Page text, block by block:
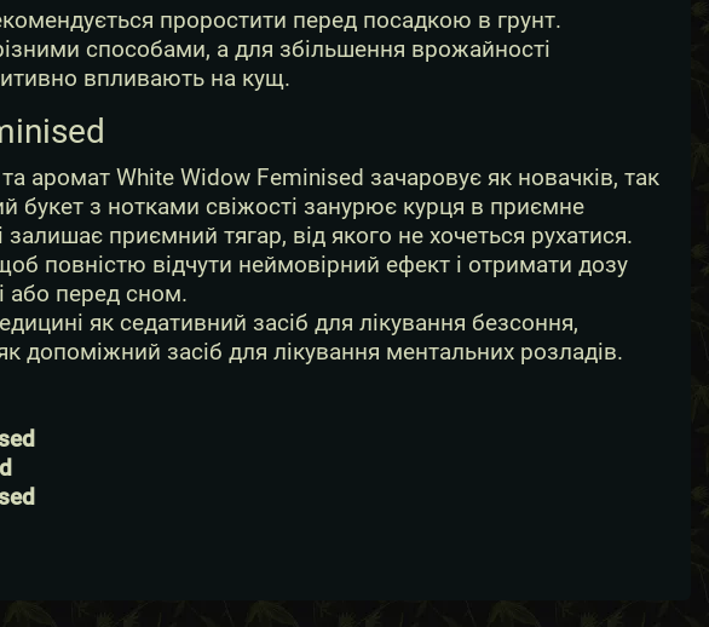
проростити перед посадкою в грунт.
способами, а для збільшення врожайності
впливають на кущ.
аромат White Widow Feminised зачаровує як новачків, так
букет з нотками свіжості занурює курця в приємне
приємний тягар, від якого не хочеться рухатися.
повністю відчути неймовірний ефект і отримати дозу
або перед сном.
як седативний засіб для лікування безсоння,
допоміжний засіб для лікування ментальних розладів.